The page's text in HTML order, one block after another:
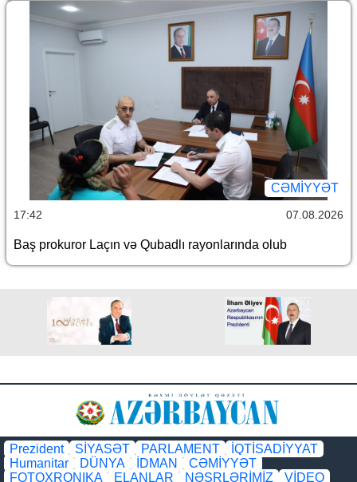
CƏMİYYƏT
17:42 07.08.2026
Baş prokuror Laçın və Qubadlı rayonlarında olub
Prezident SİYASƏT PARLAMENT
İQTİSADİYYAT
Humanitar
DÜNYA İDMAN
CƏMİYYƏT
FOTOXRONIKA
ELANLAR NƏŞRLƏRİMİZ VİDEO